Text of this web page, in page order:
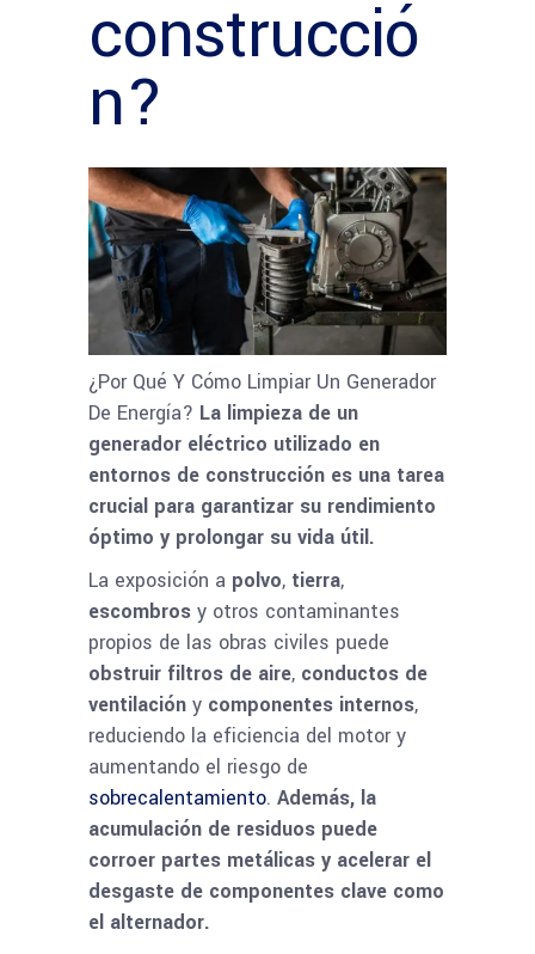
construcció
n?
¿Por Qué Y Cómo Limpiar Un Generador
De Energía? La limpieza de un
generador eléctrico utilizado en
entornos de construcción es una tarea
crucial para garantizar su rendimiento
óptimo y prolongar su vida útil.
La exposición a polvo, tierra,
escombros y otros contaminantes
propios de las obras civiles puede
obstruir filtros de aire, conductos de
ventilación y componentes internos,
reduciendo la eficiencia del motor y
aumentando el riesgo de
sobrecalentamiento. Además, la
acumulación de residuos puede
corroer partes metálicas y acelerar el
desgaste de componentes clave como
el alternador.